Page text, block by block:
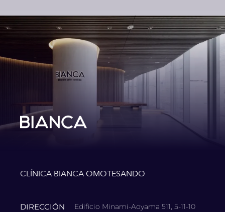
CLÍNICA BIANCA OMOTESANDO
DIRECCIÓN
Edificio Minami-Aoyama 511, 5-11-10